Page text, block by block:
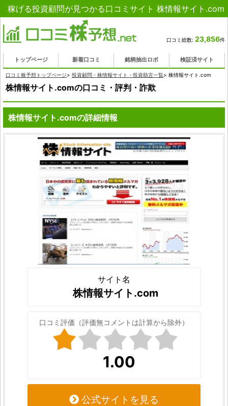
稼げる投資顧問が見つかる口コミサイト 株情報サイト.com
口コミ総数: 23,856件
トップページ 新着口コミ 銘柄抽出ロボ 検証済サイト
口コミ株予想トップページ> 投資顧問・株情報サイト・投資助言一覧> 株情報サイト.com
株情報サイト.comの口コミ・評判・詐欺
株情報サイト.comの詳細情報
サイト名
株情報サイト.com
口コミ評価（評価無コメントは計算から除外）
1.00
公式サイトを見る